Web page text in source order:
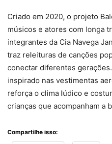
Criado em 2020, o projeto
músicos e atores com longa
integrantes da Cia Navega
traz releituras de canções
conectar diferentes
inspirado nas vestimentas
reforça o clima lúdico e
crianças que acompanham a
Compartilhe isso: